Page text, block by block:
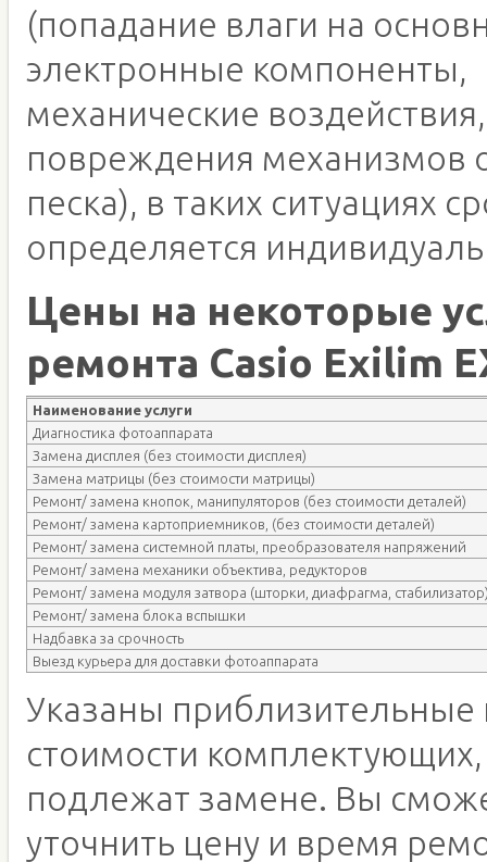
(попадание влаги на
электронные компоненты,
механические воздействия,
повреждения механизмов
песка), в таких ситуациях
определяется
Цены на некоторые
ремонта Casio Exilim
Наименование услуги
Диагностика фотоаппарата
Замена дисплея (без стоимости дисплея)
Замена матрицы (без стоимости матрицы)
Ремонт/ замена кнопок, манипуляторов (без стоимости деталей)
Ремонт/ замена картоприемников, (без стоимости деталей)
Ремонт/ замена системной платы, преобразователя напряжений
Ремонт/ замена механики объектива, редукторов
Ремонт/ замена модуля затвора (шторки, диафрагма,
Ремонт/ замена блока вспышки
Надбавка за срочность
Выезд курьера для доставки фотоаппарата
Указаны приблизительные
стоимости
подлежат замене. Вы
уточнить цену и время